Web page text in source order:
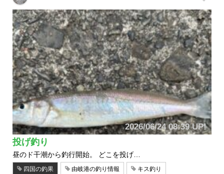
2026/06/24 08:39 UP!
投げ釣り
昼のド干潮から釣行開始。 どこを投げ…
四国の釣果 由岐港の釣り情報 キス釣り